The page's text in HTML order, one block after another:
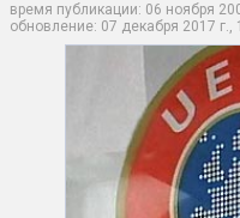
время публикации: 06 ноября
обновление: 07 декабря 2017 г.,